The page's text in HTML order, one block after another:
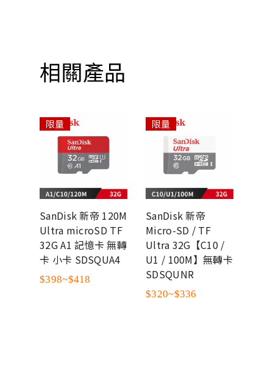
相關產品
限量
SanDisk 新帝 120M
Ultra microSD TF
32G A1 記憶卡 無轉
卡 小卡 SDSQUA4
$398~$418
限量
SanDisk 新帝
Micro-SD / TF
Ultra 32G【C10 /
U1 / 100M】無轉卡
SDSQUNR
$320~$336